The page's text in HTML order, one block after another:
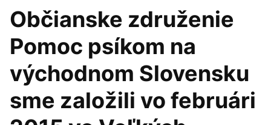
Občianske združenie
Pomoc psíkom na
východnom Slovensku
sme založili vo februári